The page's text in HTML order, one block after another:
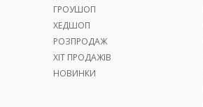
ГРОУШОП
ХЕДШОП
РОЗПРОДАЖ
ХІТ ПРОДАЖІВ
НОВИНКИ